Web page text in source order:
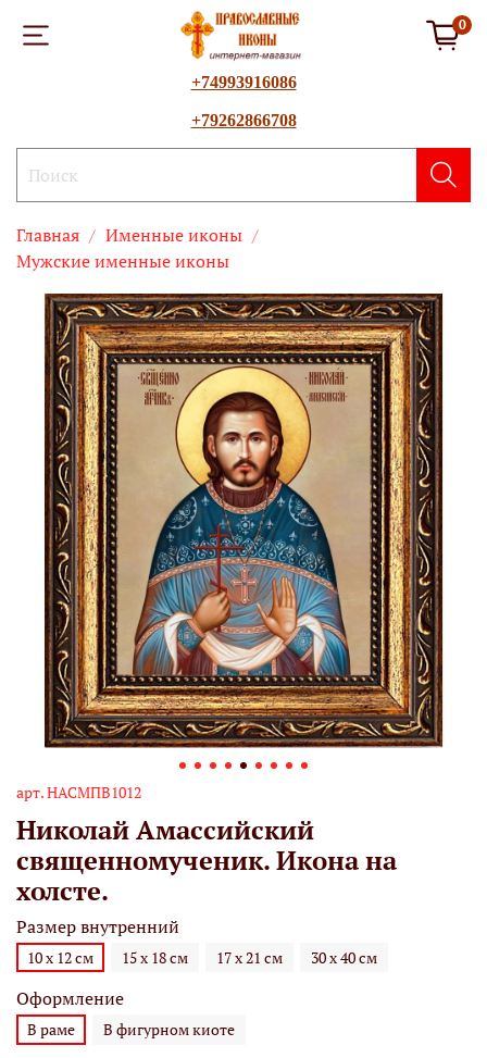
0
+74993916086
+79262866708
Главная
Именные иконы
Мужские именные иконы
арт.НАСМПВ1012
Николай Амассийский
священномученик. Икона на
холсте.
Размер внутренний
10 х 12 см 15 х 18 см 17 х 21 см 30 х 40 см
Оформление
В раме В фигурном киоте